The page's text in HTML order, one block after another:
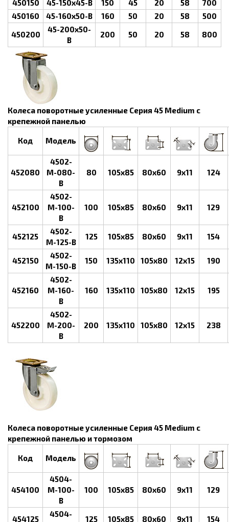
450150
45-150х45-B 150 45 20 58
700
450160
45-160х50-В 160 50 20 58
500
450200
45-200х50-
B
200 50 20 58 800
Колеса поворотные усиленные Серия 45 Medium с
крепежной панелью
Код Модель
452080
4502-
M-080-
B
80 105x85 80x60 9x11 124
452100
4502-
M-100-
B
100 105x85 80x60 9x11 129
452125
4502-
M-125-B
125 105x85 80x60 9x11 154
452150
4502-
M-150-B
150 135x110 105x80 12х15 190
452160
4502-
M-160-
B
160 135x110 105x80 12х15 195
452200
4502-
M-200-
B
200 135x110 105x80 12х15 238
Колеса поворотные усиленные Серия 45 Medium с
крепежной панелью и тормозом
Код Модель
454100
4504-
M-100-
B
100 105x85 80x60 9x11 129
454125
4504-
125 105x85 80x60 9x11 154